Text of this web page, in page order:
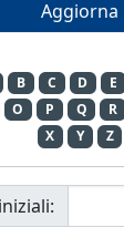
B C D E
O P Q R
X
Y Z